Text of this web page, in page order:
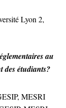
Lyon 2,
au
des étudiants?
MESRI